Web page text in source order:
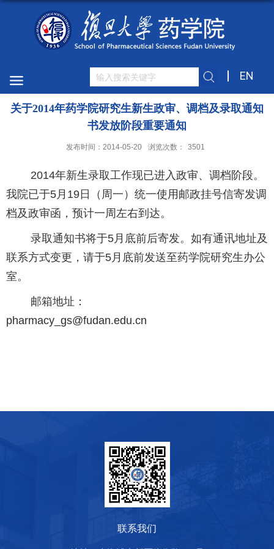
EN
关于2014年药学院研究生新生政审、调档及录取通知
书发放阶段重要通知
发布时间：2014-05-20 浏览次数： 3501
2014年新生录取工作现已进入政审、调档阶段。
我院已于5月19日（周一）统一使用邮政挂号信寄发调
档及政审函，预计一周左右到达。
录取通知书将于5月底前后寄发。如有通讯地址及
联系方式变更，请于5月底前发送至药学院研究生办公
室。
邮箱地址：
pharmacy_gs@fudan.edu.cn
联系我们